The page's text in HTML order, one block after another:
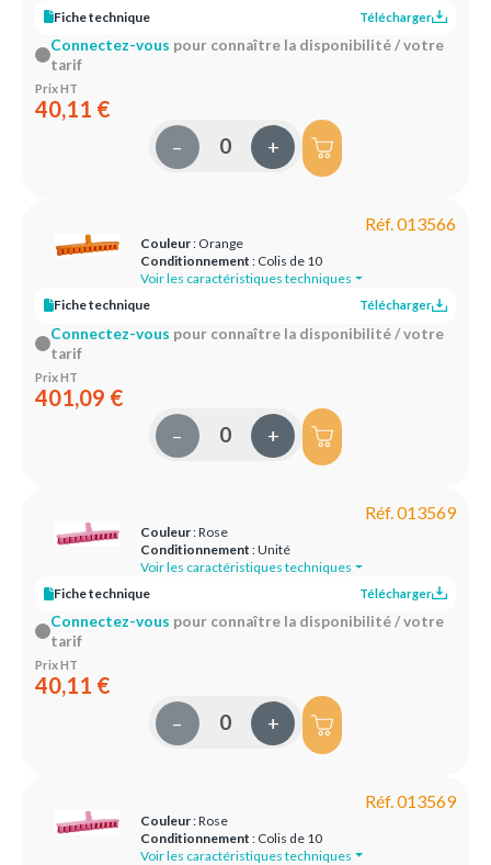
Fiche technique Télécharger
Connectez-vous pour connaître la disponibilité / votre
tarif
Prix HT
40,11 €
– +
Réf. 013566
Couleur: Orange
Conditionnement : Colis de 10
Voir les caractéristiques techniques
Fiche technique
Télécharger
Connectez-vous pour connaître la disponibilité / votre
tarif
Prix HT
401,09 €
– +
Réf. 013569
Couleur: Rose
Conditionnement : Unité
Voir les caractéristiques techniques
Fiche technique
Télécharger
Connectez-vous pour connaître la disponibilité / votre
tarif
Prix HT
40,11 €
– +
Réf. 013569
Couleur: Rose
Conditionnement : Colis de 10
Voir les caractéristiques techniques